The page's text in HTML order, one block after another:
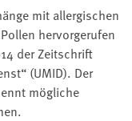
mit allergischen
hervorgerufen
der Zeitschrift
(UMID). Der
mögliche